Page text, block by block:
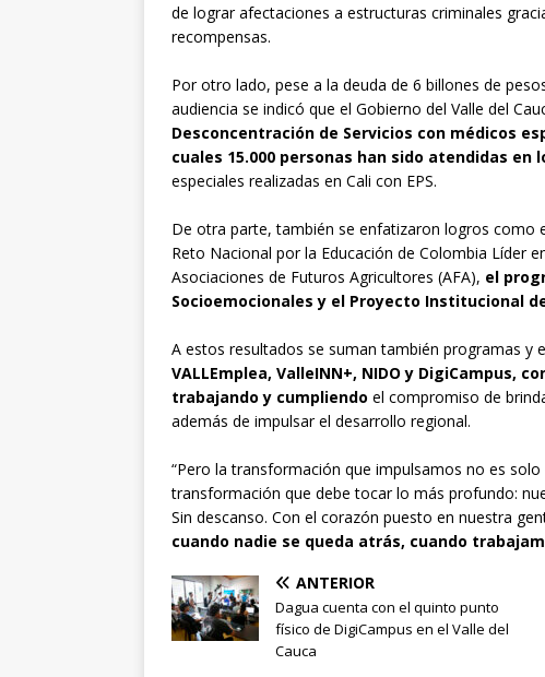
de lograr afectaciones a estructuras criminales
recompensas.
Por otro lado, pese a la deuda de 6 billones de
audiencia se indicó que el Gobierno del Valle del
Desconcentración de Servicios con médicos
cuales 15.000 personas han sido atendidas en
especiales realizadas en Cali con EPS.
De otra parte, también se enfatizaron logros como
Reto Nacional por la Educación de Colombia Líder
Asociaciones de Futuros Agricultores (AFA), el
Socioemocionales y el Proyecto Institucional
A estos resultados se suman también programas y
VALLEmplea, ValleINN+, NIDO y DigiCampus,
trabajando y cumpliendo el compromiso de
además de impulsar el desarrollo regional.
“Pero la transformación que impulsamos no es
transformación que debe tocar lo más profundo:
Sin descanso. Con el corazón puesto en nuestra
cuando nadie se queda atrás, cuando
ANTERIOR
Dagua cuenta con el quinto punto
físico de DigiCampus en el Valle del
Cauca